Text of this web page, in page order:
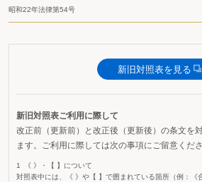
昭和22年法律第54号
新旧対照表を見る
新旧対照表ご利用に際して
改正前（更新前）と改正後（更新後）の条文を
ます。ご利用に際しては次の事項にご留意くださ
《 》・【 】について
対照表中には、《 》や【 】で囲まれている箇所（例：《